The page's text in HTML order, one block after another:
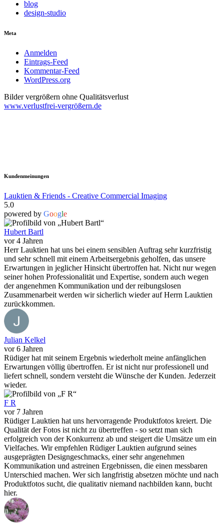
blog
design-studio
Meta
Anmelden
Eintrags-Feed
Kommentar-Feed
WordPress.org
Bilder vergrößern ohne Qualitätsverlust
www.verlustfrei-vergrößern.de
Kundenmeinungen
Lauktien & Friends - Creative Commercial Imaging
5.0
powered by Google
Hubert Bartl
vor 4 Jahren
Herr Lauktien hat uns bei einem sensiblen Auftrag sehr kurzfristig
und sehr schnell mit einem Arbeitsergebnis geholfen, das unsere
Erwartungen in jeglicher Hinsicht übertroffen hat. Nicht nur wegen
seiner hohen Professionalität und Expertise, sondern auch wegen
der angenehmen Kommunikation und der reibungslosen
Zusammenarbeit werden wir sicherlich wieder auf Herrn Lauktien
zurückkommen.
Julian Kelkel
vor 6 Jahren
Rüdiger hat mit seinem Ergebnis wiederholt meine anfänglichen
Erwartungen völlig übertroffen. Er ist nicht nur professionell und
liefert schnell, sondern versteht die Wünsche der Kunden. Jederzeit
wieder.
F R
vor 7 Jahren
Rüdiger Lauktien hat uns hervorragende Produktfotos kreiert. Die
Qualität der Fotos ist nicht zu übertreffen - so setzt man sich
erfolgreich von der Konkurrenz ab und steigert die Umsätze um ein
Vielfaches. Wir empfehlen Rüdiger Lauktien aufgrund seines
ausgeprägten Designgeschmacks, einer sehr angenehmen
Kommunikation und astreinen Ergebnissen, die einen messbaren
Unterschied machen. Wer sich langfristig absetzen möchte und nach
Produktfotos sucht, die qualitativ niemand nachbilden kann, bucht
hier.